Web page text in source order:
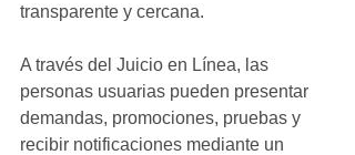
transparente y cercana.
A través del Juicio en Línea, las
personas usuarias pueden presentar
demandas, promociones, pruebas y
recibir notificaciones mediante un